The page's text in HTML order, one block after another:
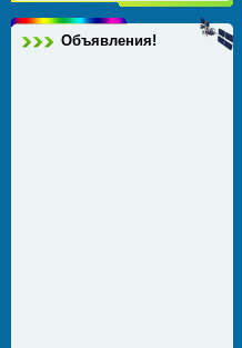
Объявления!